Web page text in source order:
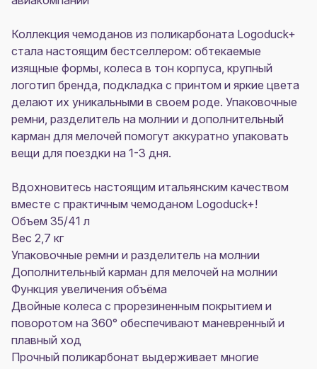
Коллекция чемоданов из поликарбоната Logoduck+
стала настоящим бестселлером: обтекаемые
изящные формы, колеса в тон корпуса, крупный
логотип бренда, подкладка с принтом и яркие цвета
делают их уникальными в своем роде. Упаковочные
ремни, разделитель на молнии и дополнительный
карман для мелочей помогут аккуратно упаковать
вещи для поездки на 1-3 дня.
Вдохновитесь настоящим итальянским качеством
вместе с практичным чемоданом Logoduck+!
Объем 35/41 л
Вес 2,7 кг
Упаковочные ремни и разделитель на молнии
Дополнительный карман для мелочей на молнии
Функция увеличения объёма
Двойные колеса с прорезиненным покрытием и
поворотом на 360° обеспечивают маневренный и
плавный ход
Прочный поликарбонат выдерживает многие